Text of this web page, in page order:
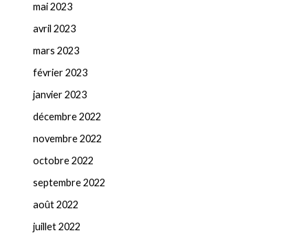
mai 2023
avril 2023
mars 2023
février 2023
janvier 2023
décembre 2022
novembre 2022
octobre 2022
septembre 2022
août 2022
juillet 2022